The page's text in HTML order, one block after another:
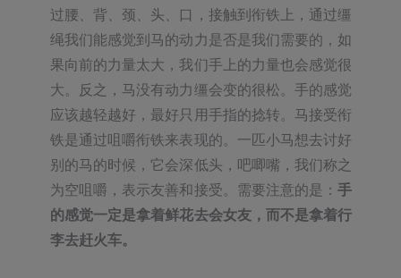
过腰、背、颈、头、口，接触到衔铁上，通过缰
绳我们能感觉到马的动力是否是我们需要的，如
果向前的力量太大，我们手上的力量也会感觉很
大。反之，马没有动力缰会变的很松。手的感觉
应该越轻越好，最好只用手指的捻转。马接受衔
铁是通过咀嚼衔铁来表现的。一匹小马想去讨好
别的马的时候，它会深低头，吧唧嘴，我们称之
为空咀嚼，表示友善和接受。需要注意的是： 手
的感觉一定是拿着鲜花去会女友，而不是拿着行
李去赶火车。